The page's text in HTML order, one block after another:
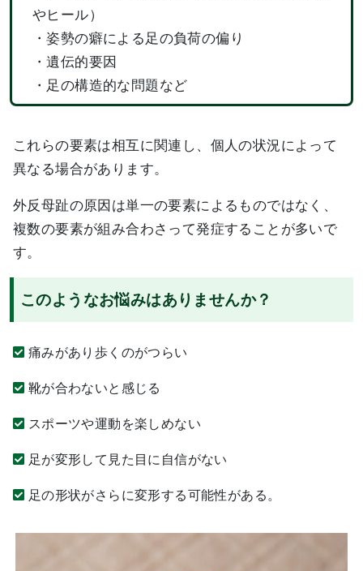
やヒール）
・姿勢の癖による足の負荷の偏り
・遺伝的要因
・足の構造的な問題など
これらの要素は相互に関連し、個人の状況によって
異なる場合があります。
外反母趾の原因は単一の要素によるものではなく、
複数の要素が組み合わさって発症することが多いで
す。
このようなお悩みはありませんか？
痛みがあり歩くのがつらい
靴が合わないと感じる
スポーツや運動を楽しめない
足が変形して見た目に自信がない
足の形状がさらに変形する可能性がある。